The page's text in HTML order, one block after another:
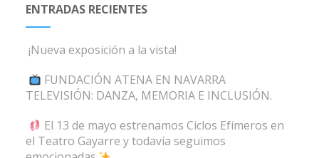
ENTRADAS RECIENTES
¡Nueva exposición a la vista!
FUNDACIÓN ATENA EN NAVARRA
TELEVISIÓN: DANZA, MEMORIA E INCLUSIÓN.
El 13 de mayo estrenamos Ciclos Efímeros en
el Teatro Gayarre y todavía seguimos